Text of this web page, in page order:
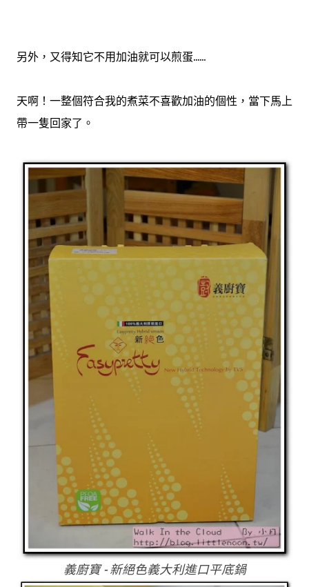
另外，又得知它不用加油就可以煎蛋......
天啊！一整個符合我的煮菜不喜歡加油的個性，當下馬上
帶一隻回家了。
義廚寶 - 新絕色義大利進口平底鍋